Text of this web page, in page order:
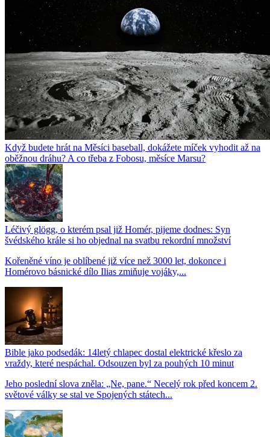
Když budete hrát na Měsíci baseball, dokážete míček vyhodit až na
oběžnou dráhu? A co třeba z Fobosu, měsíce Marsu?
Léčivý glögg, o kterém psal již Homér, pijeme dodnes: Syn
švédského krále si ho objednal na svatbu rekordní množství
Kořeněné víno je oblíbené již více než 3000 let, dokonce i
Homérovo básnické dílo Ilias zmiňuje vojáky,...
Bible jako podsedák: 14letý chlapec dostal elektrické křeslo za
vraždy, které nespáchal. Odsouzen byl za pouhých 10 minut
Jeho poslední slova zněla: „Ne, pane.“ Necelý rok před koncem 2.
světové války se stal ve Spojených státech...